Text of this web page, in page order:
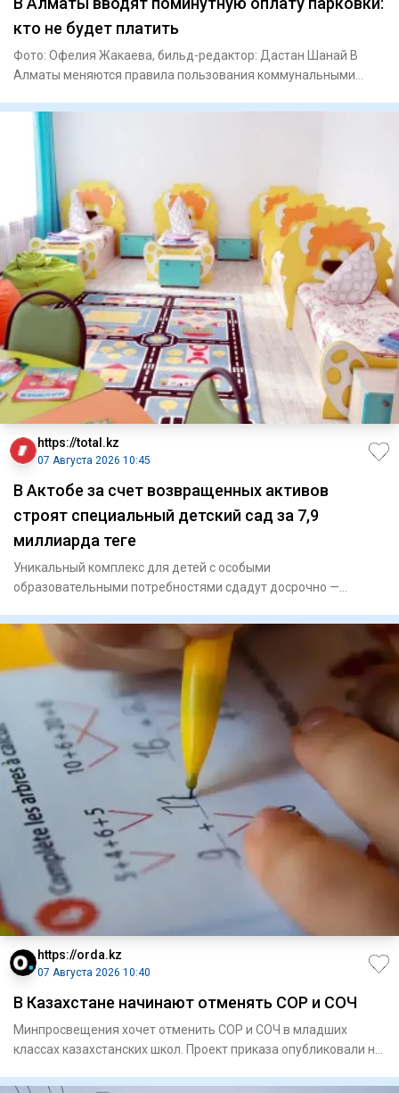
кто не будет платить
Фото: Офелия Жакаева, бильд-редактор: Дастан Шанай В
Алматы меняются правила пользования коммунальными
https://total.kz
07 Августа 2026 10:45
В Актобе за счет возвращенных активов
строят специальный детский сад за 7,9
миллиарда теңге
Уникальный комплекс для детей с особыми
образовательными потребностями сдадут досрочно —
https://orda.kz
07 Августа 2026 10:40
В Казахстане начинают отменять СОР и СОЧ
Минпросвещения хочет отменить СОР и СОЧ в младших
классах казахстанских школ. Проект приказа опубликовали на